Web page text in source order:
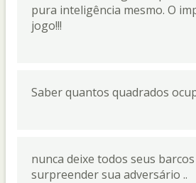
pura inteligência mesmo. O
jogo!!!
Saber quantos quadrados
nunca deixe todos seus
surpreender sua adversário ..